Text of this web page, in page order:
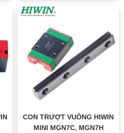
CON TRƯỢT VUÔNG HIWIN
MINI MGN7C, MGN7H